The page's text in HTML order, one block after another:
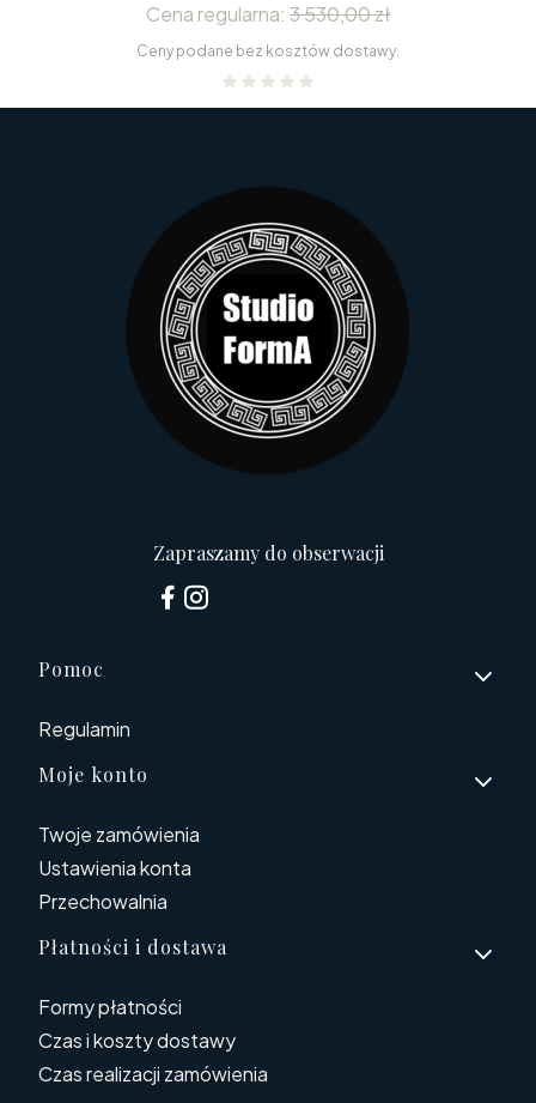
Cena regularna: 3 530,00 zł
Ceny podane bez kosztów dostawy.
Zapraszamy do obserwacji
Linki w stopce
Pomoc
Regulamin
Moje konto
Twoje zamówienia
Ustawienia konta
Przechowalnia
Płatności i dostawa
Formy płatności
Czas i koszty dostawy
Czas realizacji zamówienia